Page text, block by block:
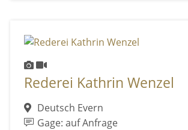
Rederei Kathrin Wenzel
Deutsch Evern
Gage: auf Anfrage